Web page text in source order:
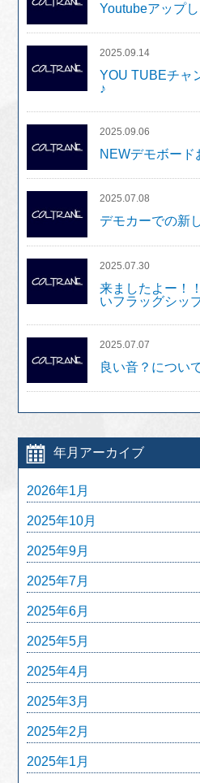
Youtubeアップ
2025.09.14
YOU TUBEチャ
♪
2025.09.06
NEWデモボード
2025.07.08
デモカーでの新
2025.07.30
来ましたよー！
いフラッグシッ
2025.07.07
良い音？につい
年月アーカイブ
2026年1月
2025年10月
2025年9月
2025年7月
2025年6月
2025年5月
2025年4月
2025年3月
2025年2月
2025年1月